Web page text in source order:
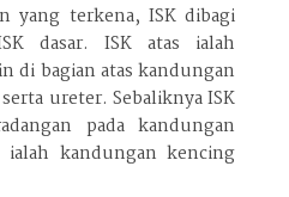
yang terkena, ISK dibagi
dasar. ISK atas ialah
di bagian atas kandungan
ureter. Sebaliknya ISK
pada kandungan
ialah kandungan kencing